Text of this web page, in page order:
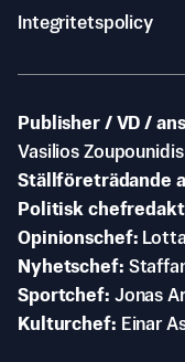
Integritetspolicy
Publisher / VD /
Vasilios Zoupounidis
Ställföreträdande
Politisk
Opinionschef
Nyhetschef
Sportchef Jonas
Kulturchef
Einar